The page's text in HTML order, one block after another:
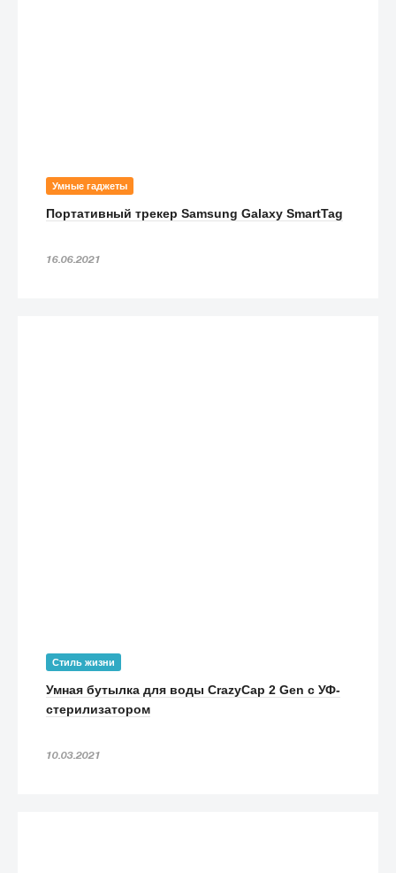
Умные гаджеты
Портативный трекер Samsung Galaxy SmartTag
16.06.2021
Стиль жизни
Умная бутылка для воды CrazyCap 2 Gen с УФ-
стерилизатором
10.03.2021